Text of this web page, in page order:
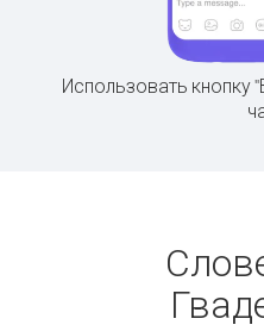
Использовать кнопку